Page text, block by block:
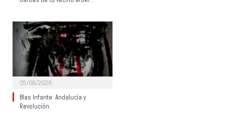
05/08/2026
Blas Infante: Andalucía y
Revolución.